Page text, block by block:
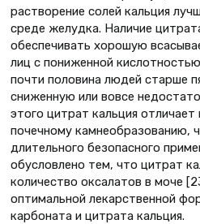
растворение солей кальция
среде желудка. Наличие
обеспечивать хорошую
лиц с пониженной
почти половина людей старше
сниженную или вовсе
этого цитрат кальция отличает
почечному камнеобразованию,
длительного безопасного
обусловлено тем, что цитрат
количество оксалатов в моче
оптимальной лекарственной
карбоната и цитрата кальция.